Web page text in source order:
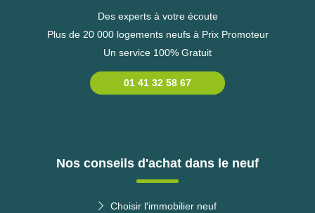
Des experts à votre écoute
Plus de 20 000 logements neufs à Prix Promoteur
Un service 100% Gratuit
01 41 32 58 67
Nos conseils d'achat dans le neuf
Choisir l'immobilier neuf